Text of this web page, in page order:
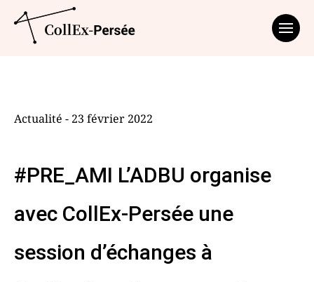
Actualité - 23 février 2022
#PRE_AMI L’ADBU organise
avec CollEx-Persée une
session d’échanges à